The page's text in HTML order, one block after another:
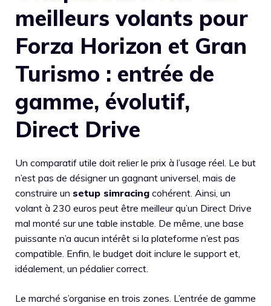
meilleurs volants pour
Forza Horizon et Gran
Turismo : entrée de
gamme, évolutif,
Direct Drive
Un comparatif utile doit relier le prix à l’usage réel. Le but
n’est pas de désigner un gagnant universel, mais de
construire un setup simracing cohérent. Ainsi, un
volant à 230 euros peut être meilleur qu’un Direct Drive
mal monté sur une table instable. De même, une base
puissante n’a aucun intérêt si la plateforme n’est pas
compatible. Enfin, le budget doit inclure le support et,
idéalement, un pédalier correct.
Le marché s’organise en trois zones. L’entrée de gamme